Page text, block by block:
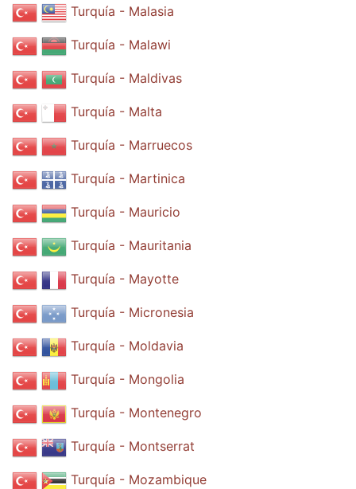
Turquía - Malasia
Turquía - Malawi
Turquía - Maldivas
Turquía - Malta
Turquía - Marruecos
Turquía - Martinica
Turquía - Mauricio
Turquía - Mauritania
Turquía - Mayotte
Turquía - Micronesia
Turquía - Moldavia
Turquía - Mongolia
Turquía - Montenegro
Turquía - Montserrat
Turquía - Mozambique